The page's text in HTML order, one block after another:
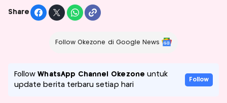
Share
Follow Okezone di Google News
FollowWhatsApp Channel Okezone untuk
update berita terbaru setiap hari
Follow